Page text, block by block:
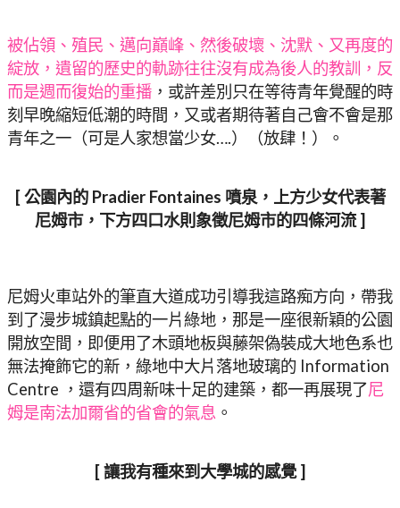
被佔領、殖民、邁向巔峰、然後破壞、沈默、又再度的
綻放，遺留的歷史的軌跡往往沒有成為後人的教訓，反
而是週而復始的重播 ，或許差別只在等待青年覺醒的時
刻早晚縮短低潮的時間，又或者期待著自己會不會是那
青年之一（可是人家想當少女….）（放肆！）。
[ 公園內的 Pradier Fontaines 噴泉，上方少女代表著
尼姆市，下方四口水則象徵尼姆市的四條河流 ]
尼姆火車站外的筆直大道成功引導我這路痴方向，帶我
到了漫步城鎮起點的一片綠地，那是一座很新穎的公園
開放空間，即便用了木頭地板與藤架偽裝成大地色系也
無法掩飾它的新，綠地中大片落地玻璃的 Information
Centre ，還有四周新味十足的建築，都一再展現了尼
姆是南法加爾省的省會的氣息 。
[ 讓我有種來到大學城的感覺 ]